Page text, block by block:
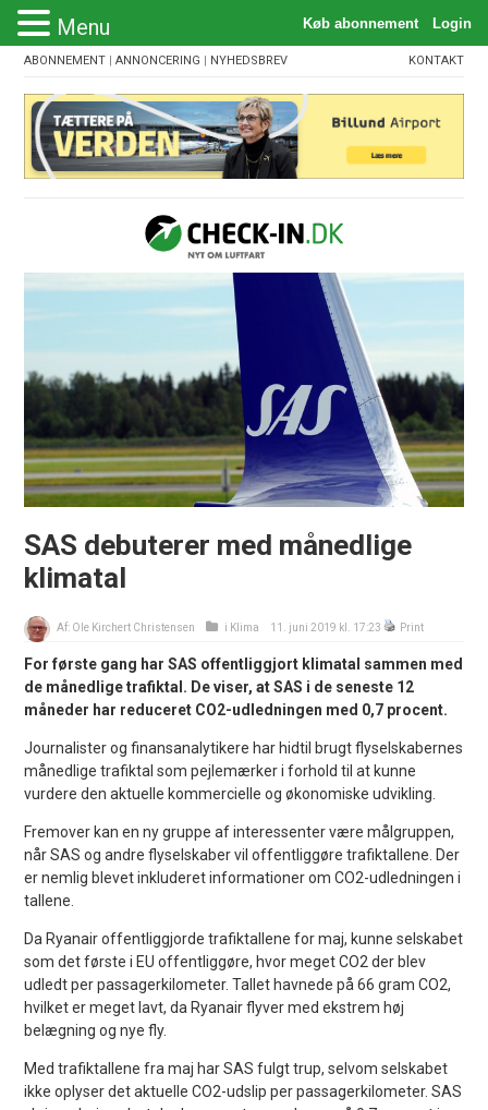
ABONNEMENT |ANNONCERING | NYHEDSBREV KONTAKT
SAS debuterer med månedlige
klimatal
Af: Ole Kirchert Christensen i Klima 11. juni 2019 kl. 17:23 Print
For første gang har SAS offentliggjort klimatal sammen med
de månedlige trafiktal. De viser, at SAS i de seneste 12
måneder har reduceret CO2-udledningen med 0,7 procent.
Journalister og finansanalytikere har hidtil brugt flyselskabernes
månedlige trafiktal som pejlemærker i forhold til at kunne
vurdere den aktuelle kommercielle og økonomiske udvikling.
Fremover kan en ny gruppe af interessenter være målgruppen,
når SAS og andre flyselskaber vil offentliggøre trafiktallene. Der
er nemlig blevet inkluderet informationer om CO2-udledningen i
tallene.
Da Ryanair offentliggjorde trafiktallene for maj, kunne selskabet
som det første i EU offentliggøre, hvor meget CO2 der blev
udledt per passagerkilometer. Tallet havnede på 66 gram CO2,
hvilket er meget lavt, da Ryanair flyver med ekstrem høj
belægning og nye fly.
Med trafiktallene fra maj har SAS fulgt trup, selvom selskabet
ikke oplyser det aktuelle CO2-udslip per passagerkilometer. SAS
Menu